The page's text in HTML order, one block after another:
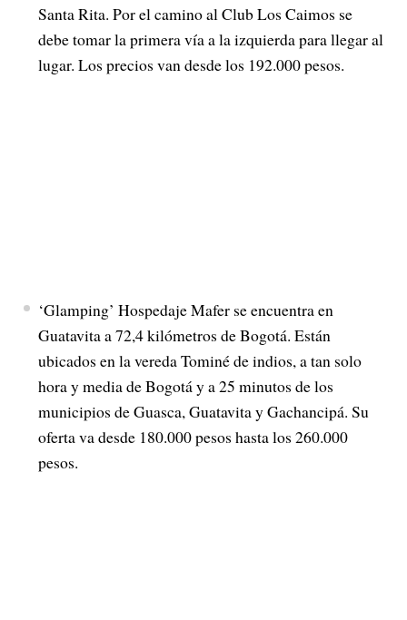
Santa Rita. Por el camino al Club Los Caimos se
debe tomar la primera vía a la izquierda para llegar al
lugar. Los precios van desde los 192.000 pesos.
‘Glamping’ Hospedaje Mafer se encuentra en
Guatavita a 72,4 kilómetros de Bogotá. Están
ubicados en la vereda Tominé de indios, a tan solo
hora y media de Bogotá y a 25 minutos de los
municipios de Guasca, Guatavita y Gachancipá. Su
oferta va desde 180.000 pesos hasta los 260.000
pesos.